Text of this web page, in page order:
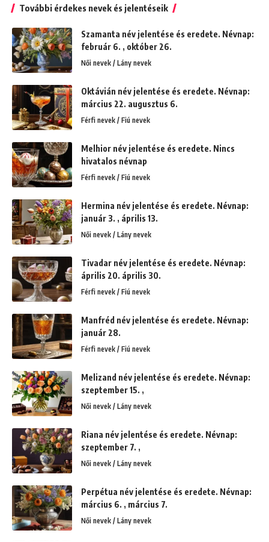
További érdekes nevek és jelentéseik
Szamanta név jelentése és eredete. Névnap:
február 6. , október 26.
Női nevek / Lány nevek
Oktávián név jelentése és eredete. Névnap:
március 22. augusztus 6.
Férfi nevek / Fiú nevek
Melhior név jelentése és eredete. Nincs
hivatalos névnap
Férfi nevek / Fiú nevek
Hermina név jelentése és eredete. Névnap:
január 3. , április 13.
Női nevek / Lány nevek
Tivadar név jelentése és eredete. Névnap:
április 20. április 30.
Férfi nevek / Fiú nevek
Manfréd név jelentése és eredete. Névnap:
január 28.
Férfi nevek / Fiú nevek
Melizand név jelentése és eredete. Névnap:
szeptember 15. ,
Női nevek / Lány nevek
Riana név jelentése és eredete. Névnap:
szeptember 7. ,
Női nevek / Lány nevek
Perpétua név jelentése és eredete. Névnap:
március 6. , március 7.
Női nevek / Lány nevek